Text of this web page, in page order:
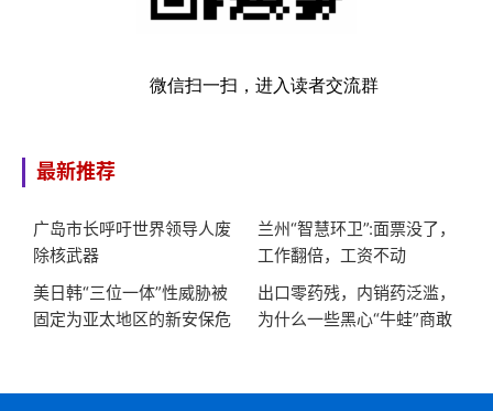
微信扫一扫，进入读者交流群
最新推荐
广岛市长呼吁世界领导人废
除核武器
兰州“智慧环卫”:面票没了，
工作翻倍，工资不动
美日韩“三位一体”性威胁被
固定为亚太地区的新安保危
出口零药残，内销药泛滥，
为什么一些黑心“牛蛙”商敢